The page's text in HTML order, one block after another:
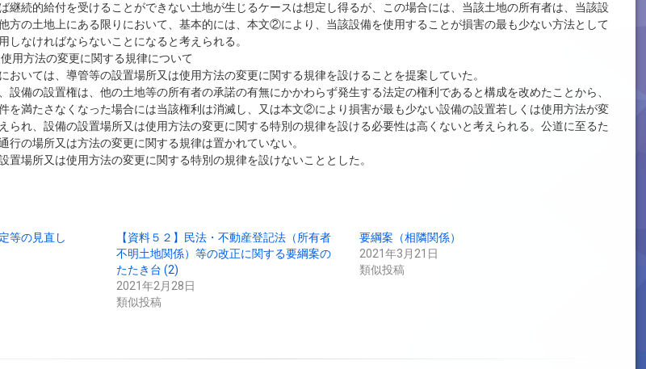
継続的給付を受けることができない土地が生じるケースは想定し得るが、この場合には、当該土地の所有者は、当該設
方の土地上にある限りにおいて、基本的には、本文②により、当該設備を使用することが損害の最も少ない方法として
しなければならないことになると考えられる。
用方法の変更に関する規律について
おいては、導管等の設置場所又は使用方法の変更に関する規律を設けることを提案していた。
設備の設置権は、他の土地等の所有者の承諾の有無にかかわらず発生する法定の権利であると構成を改めたことから、
を満たさなくなった場合には当該権利は消滅し、又は本文②により損害が最も少ない設備の設置若しくは使用方法が変
られ、設備の設置場所又は使用方法の変更に関する特別の規律を設ける必要性は高くないと考えられる。公道に至るた
行の場所又は方法の変更に関する規律は置かれていない。
置場所又は使用方法の変更に関する特別の規律を設けないこととした。
等の見直し
【資料５２】民法・不動産登記法（所有者
不明土地関係）等の改正に関する要綱案の
たたき台 (2)
2021年2月28日
類似投稿
要綱案（相隣関係）
2021年3月21日
類似投稿